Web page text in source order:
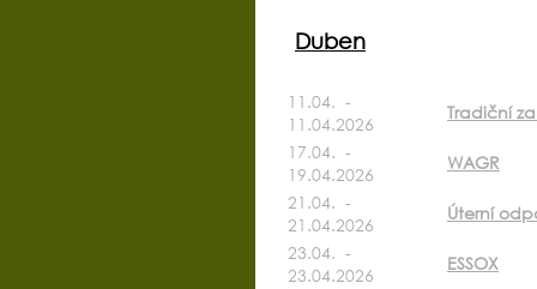
Duben
11.04. -
11.04.2026
Tradiční
17.04. -
19.04.2026
WAGR
21.04. -
21.04.2026
Úterní
23.04. -
23.04.2026
ESSOX